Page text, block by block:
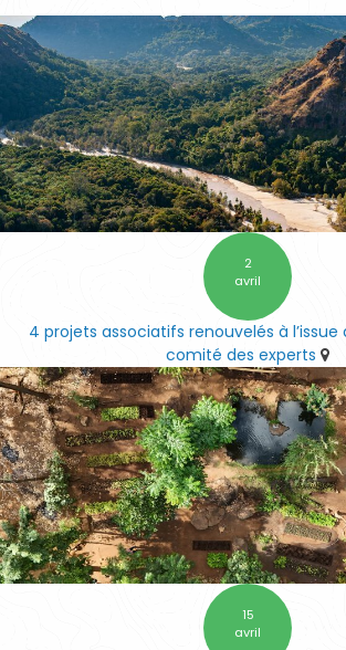
2
avril
4 projets associatifs renouvelés à
comité des experts
15
avril